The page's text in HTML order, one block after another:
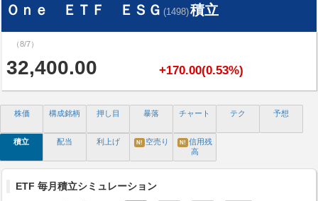
Ｏｎｅ ＥＴＦ ＥＳＧ (1498)積立
（8/7）
32,400.00 +170.00(0.53%)
株価 構成銘柄 押し目 暴落 チャート テク 予想
積立 配当 利上げ N! 空売り N! 信用残
高
ETF 毎月積立シミュレーション